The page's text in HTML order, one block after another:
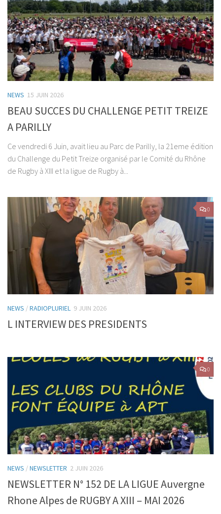
NEWS 15 JUIN 2026
BEAU SUCCES DU CHALLENGE PETIT TREIZE
A PARILLY
Ce vendredi 6 Juin, avait lieu au Parc de Parilly, la 21eme édition
du Challenge du Petit Treize organisé par le Comité du Rhône
de Rugby à XIII et la ligue de Rugby à...
0
NEWS /RADIOPLURIEL 9 JUIN 2026
L INTERVIEW DES PRESIDENTS
0
NEWS /NEWSLETTER 2 JUIN 2026
NEWSLETTER N° 152 DE LA LIGUE Auvergne
Rhone Alpes de RUGBY A XIII – MAI 2026